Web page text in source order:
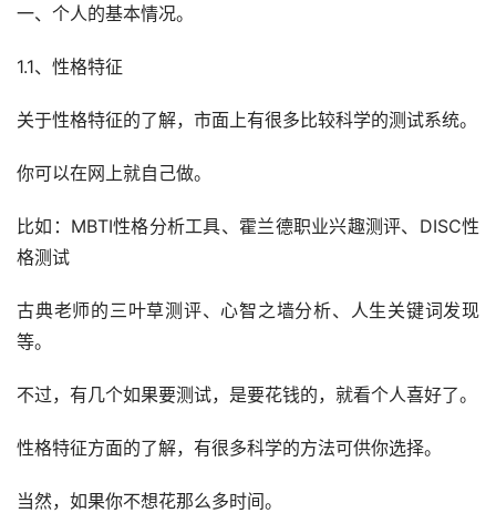
一、个人的基本情况。
1.1、性格特征
关于性格特征的了解，市面上有很多比较科学的测试系统。
你可以在网上就自己做。
比如：MBTI性格分析工具、霍兰德职业兴趣测评、DISC性
格测试
古典老师的三叶草测评、心智之墙分析、人生关键词发现
等。
不过，有几个如果要测试，是要花钱的，就看个人喜好了。
性格特征方面的了解，有很多科学的方法可供你选择。
当然，如果你不想花那么多时间。